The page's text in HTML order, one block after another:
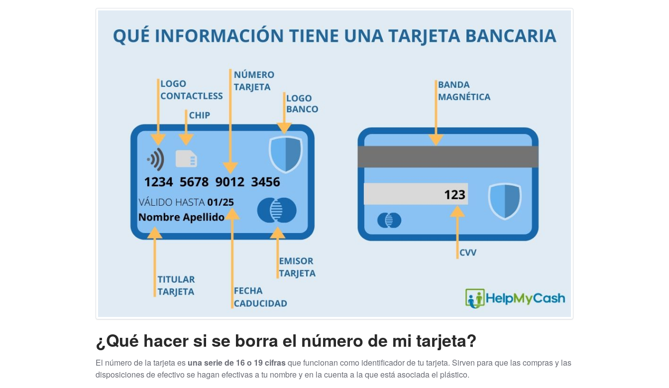
¿Qué hacer si se borra el número de mi tarjeta?
El número de la tarjeta es una serie de 16 o 19 cifrasque funcionan como identificador de tu tarjeta. Sirven para que las compras y las
disposiciones de efectivo se hagan efectivas a tu nombre y en la cuenta a la que está asociada el plástico.